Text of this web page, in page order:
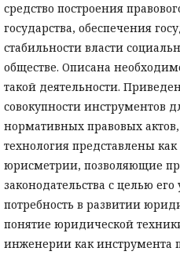
средство построения
государства, обеспечения
стабильности власти
обществе. Описана
такой деятельности.
совокупности инструментов
нормативных правовых
технология представлены
юрисметрии, позволяющие
законодательства с целью
потребность в развитии
понятие юридической
инженерии как инструмента